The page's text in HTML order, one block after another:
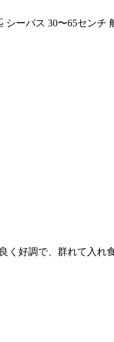
ーバス 30〜65センチ
好調で、群れて入れ